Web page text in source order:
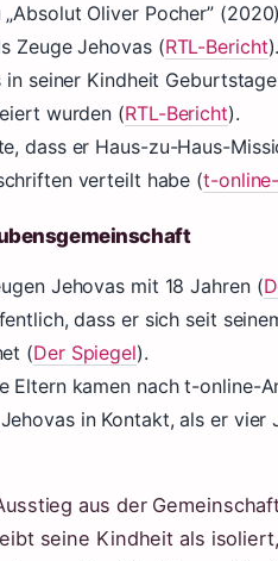
„Absolut Oliver Pocher”
Zeuge Jehovas (RTL-Bericht
seiner Kindheit
wurden (RTL-Bericht).
dass er Haus-zu-Haus-
verteilt habe (t-
Jehovas mit 18 Jahren (
dass er sich seit
(Der Spiegel).
Eltern kamen nach t-online-
in Kontakt, als er vier
aus der
seine Kindheit als